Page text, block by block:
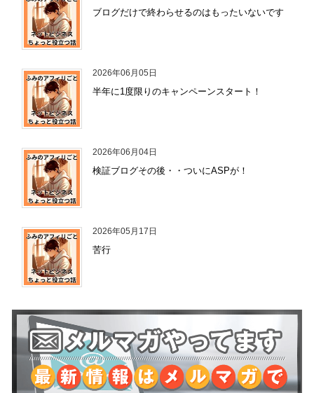
ブログだけで終わらせるのはもったいないです
2026年06月05日
半年に1度限りのキャンペーンスタート！
2026年06月04日
検証ブログその後・・ついにASPが！
2026年05月17日
苦行